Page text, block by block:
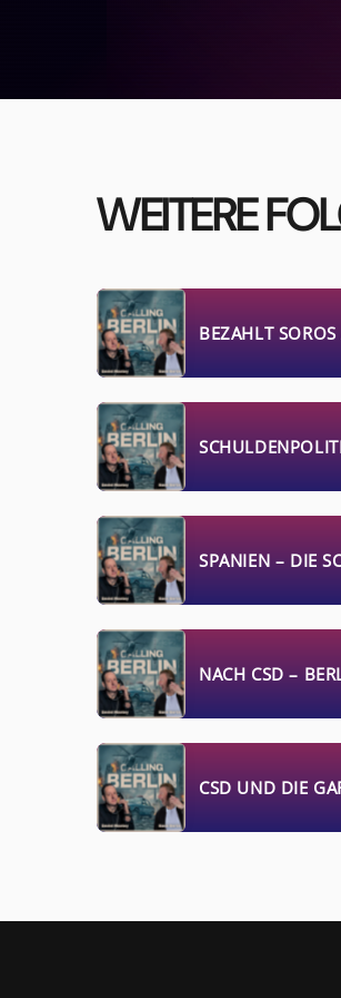
WEITERE
BEZAHLT
SPANIEN – DIE
NACH CSD –
CSD UND DIE